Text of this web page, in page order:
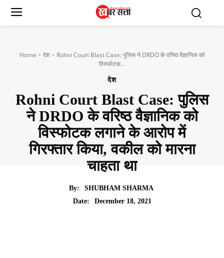
Home देश
Rohni Court Blast Case: पुलिस ने DRDO के वरिष्ठ वैज्ञानिक को
विस्फोटक...
देश
Rohni Court Blast Case: पुलिस
ने DRDO के वरिष्ठ वैज्ञानिक को
विस्फोटक लगाने के आरोप में
गिरफ्तार किया, वकील को मारना
चाहता था
By:
SHUBHAM SHARMA
Date:
December 18, 2021